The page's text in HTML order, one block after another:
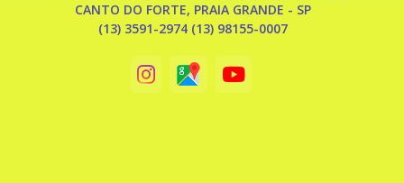
CANTO DO FORTE, PRAIA GRANDE - SP
(13) 3591-2974 (13) 98155-0007